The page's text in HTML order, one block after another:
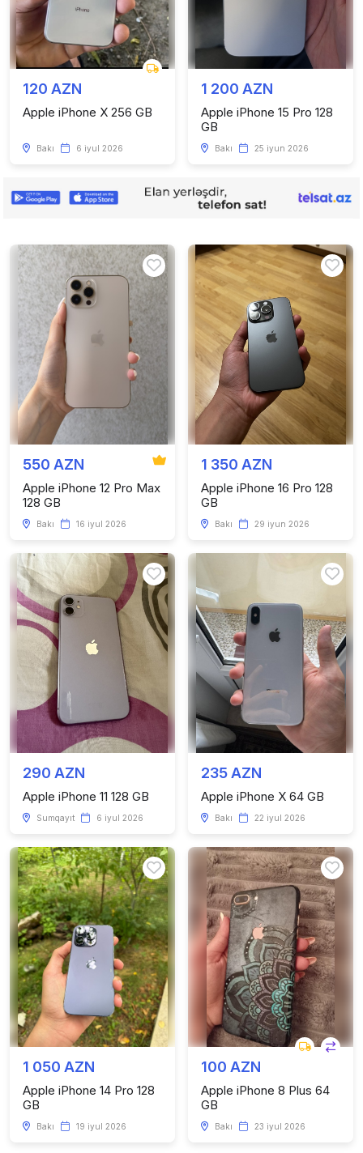
120 AZN
Apple iPhone X 256 GB
Bakı 6 iyul 2026
1 200 AZN
Apple iPhone 15 Pro 128
GB
Bakı 25 iyun 2026
550 AZN
Apple iPhone 12 Pro Max
128 GB
Bakı 16 iyul 2026
1 350 AZN
Apple iPhone 16 Pro 128
GB
Bakı 29 iyun 2026
290 AZN
Apple iPhone 11 128 GB
Sumqayıt 6 iyul 2026
235 AZN
Apple iPhone X 64 GB
Bakı 22 iyul 2026
1 050 AZN
Apple iPhone 14 Pro 128
GB
Bakı 19 iyul 2026
100 AZN
Apple iPhone 8 Plus 64
GB
Bakı 23 iyul 2026